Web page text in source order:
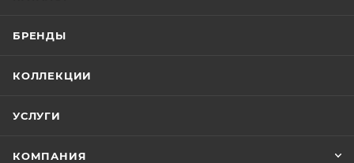
БРЕНДЫ
КОЛЛЕКЦИИ
УСЛУГИ
КОМПАНИЯ